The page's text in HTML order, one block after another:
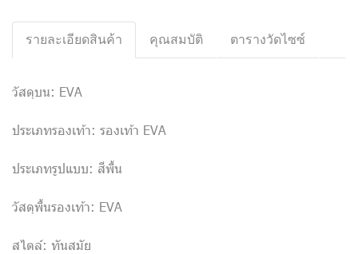
รายละเอียดสินค้า คุณสมบัติ ตารางวัดไซซ์
วัสดุบน: EVA
ประเภทรองเท้า: รองเท้า EVA
ประเภทรูปแบบ: สีพื้น
วัสดุพื้นรองเท้า: EVA
สไตล์: ทันสมัย